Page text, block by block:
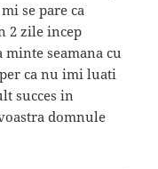
se pare ca
2 zile incep
minte seamana cu
ca nu imi luati
succes in
domnule